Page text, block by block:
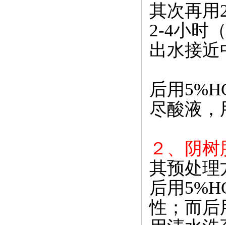
其次再用
2-4小时
出水接近
后用
尽酸液，
２、阴
其预处理
后用
性；而后